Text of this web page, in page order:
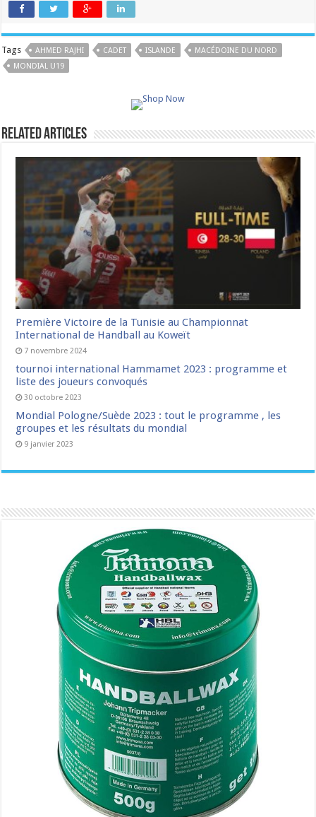
Tags AHMED RAJHI CADET ISLANDE
MACÉDOINE DU NORD
MONDIAL U19
Related Articles
Première Victoire de la Tunisie au Championnat
International de Handball au Koweït
7 novembre 2024
tournoi international Hammamet 2023 : programme et
liste des joueurs convoqués
30 octobre 2023
Mondial Pologne/Suède 2023 : tout le programme , les
groupes et les résultats du mondial
9 janvier 2023